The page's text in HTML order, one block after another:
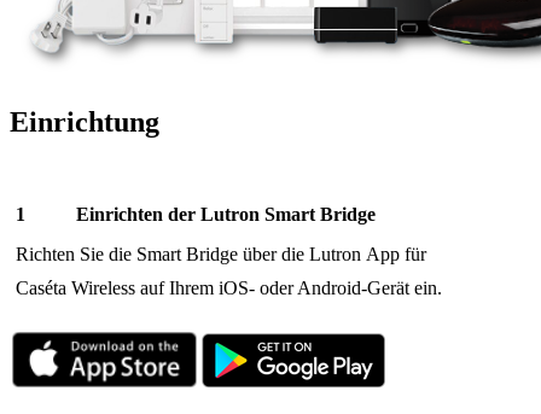
Einrichtung
Einrichten der Lutron Smart Bridge
Richten Sie die Smart Bridge über die Lutron App für
Caséta Wireless auf Ihrem iOS- oder Android-Gerät ein.